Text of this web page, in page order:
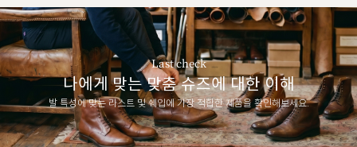
Last check
나에게 맞는 맞춤 슈즈에 대한 이해
발 특성에 맞는 라스트 및 쉐입에 가장 적합한 제품을 확인해보세요.